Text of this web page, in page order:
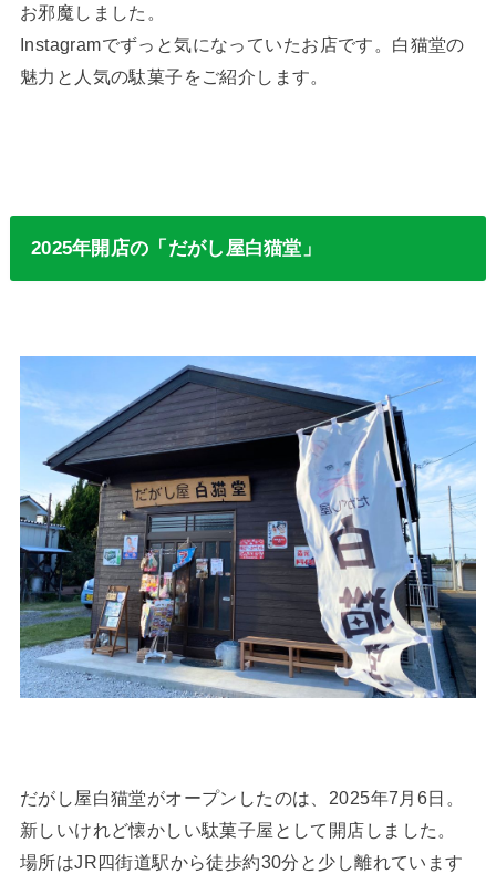
お邪魔しました。
Instagramでずっと気になっていたお店です。白猫堂の
魅力と人気の駄菓子をご紹介します。
2025年開店の「だがし屋白猫堂」
だがし屋白猫堂がオープンしたのは、2025年7月6日。
新しいけれど懐かしい駄菓子屋として開店しました。
場所はJR四街道駅から徒歩約30分と少し離れています